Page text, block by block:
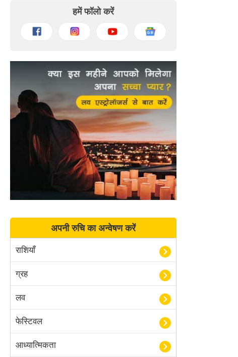
हमें फॉलो करें
अपनी रुचि का अन्वेषण करें
राशियाँ
ग्रह
लव
फेस्टिवल
आध्यात्मिकता